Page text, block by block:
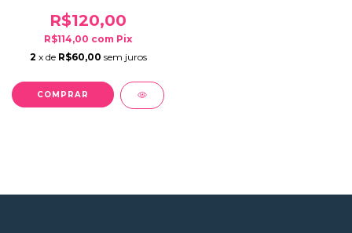
R$120,00
R$114,00 com Pix
2 x de R$60,00 sem juros
COMPRAR